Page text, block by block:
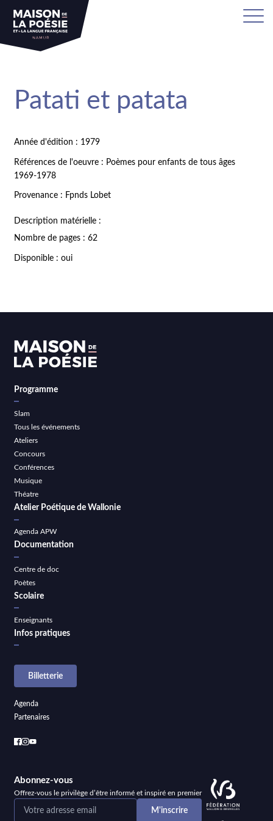
Patati et patata
Année d'édition : 1979
Références de l'oeuvre : Poèmes pour enfants de tous âges
1969-1978
Provenance : Fpnds Lobet
Description matérielle :
Nombre de pages : 62
Disponible : oui
Programme
Slam
Tous les événements
Ateliers
Concours
Conférences
Musique
Théatre
Atelier Poétique de Wallonie
Agenda APW
Documentation
Centre de doc
Poètes
Scolaire
Enseignants
Infos pratiques
Billetterie
Agenda
Partenaires
Abonnez-vous
Offrez-vous le privilège d’être informé et inspiré en premier